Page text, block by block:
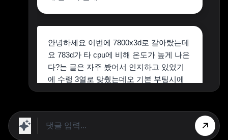
안녕하세요 이번에 7800x3d로 갈아탔는데
요 783d가 타 cpu에 비해 온도가 높게 나온
다?는 글은 자주 봤어서 인지하고 있었기
에 수랭 3열로 맞췄는데오 기본 부팅시에
는 40~60도 왔다갔다 하고 정말 아무것도
도를 왔다갔다 합니다 찾아보니 수랭 3열